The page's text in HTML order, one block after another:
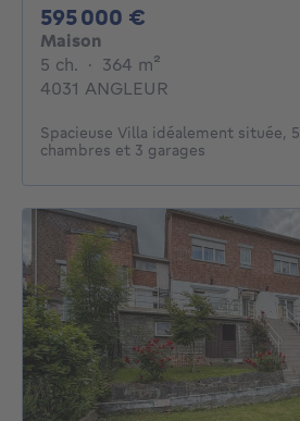
595 000 €
Maison
5 ch. 5 chambres
· 364 m²
4031 ANGLEUR
Spacieuse Villa idéalement située, 5
chambres et 3 garages